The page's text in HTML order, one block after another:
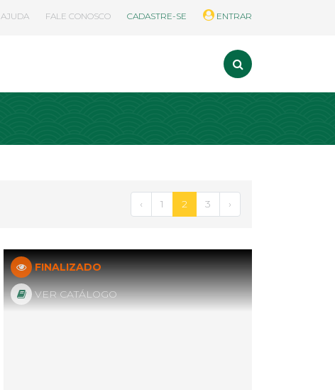
AJUDA FALE CONOSCO CADASTRE-SE ENTRAR
‹ 1 2 3 ›
FINALIZADO
VER CATÁLOGO